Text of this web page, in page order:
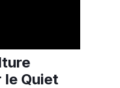
le Quiet